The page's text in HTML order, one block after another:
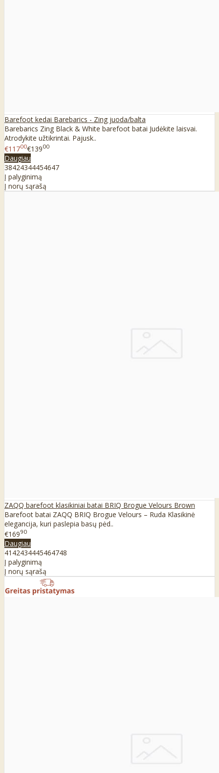
Barefoot kedai Barebarics - Zing juoda/balta
Barebarics Zing Black & White barefoot batai Judėkite laisvai.
Atrodykite užtikrintai. Pajusk..
€11700€13900
Daugiau
38424344454647
Į palyginimą
Į norų sąrašą
ZAQQ barefoot klasikiniai batai BRIQ Brogue Velours Brown
Barefoot batai ZAQQ BRIQ Brogue Velours – Ruda Klasikinė
elegancija, kuri paslepia basų pėd..
€16990
Daugiau
41 42434445464748
Į palyginimą
Į norų sąrašą